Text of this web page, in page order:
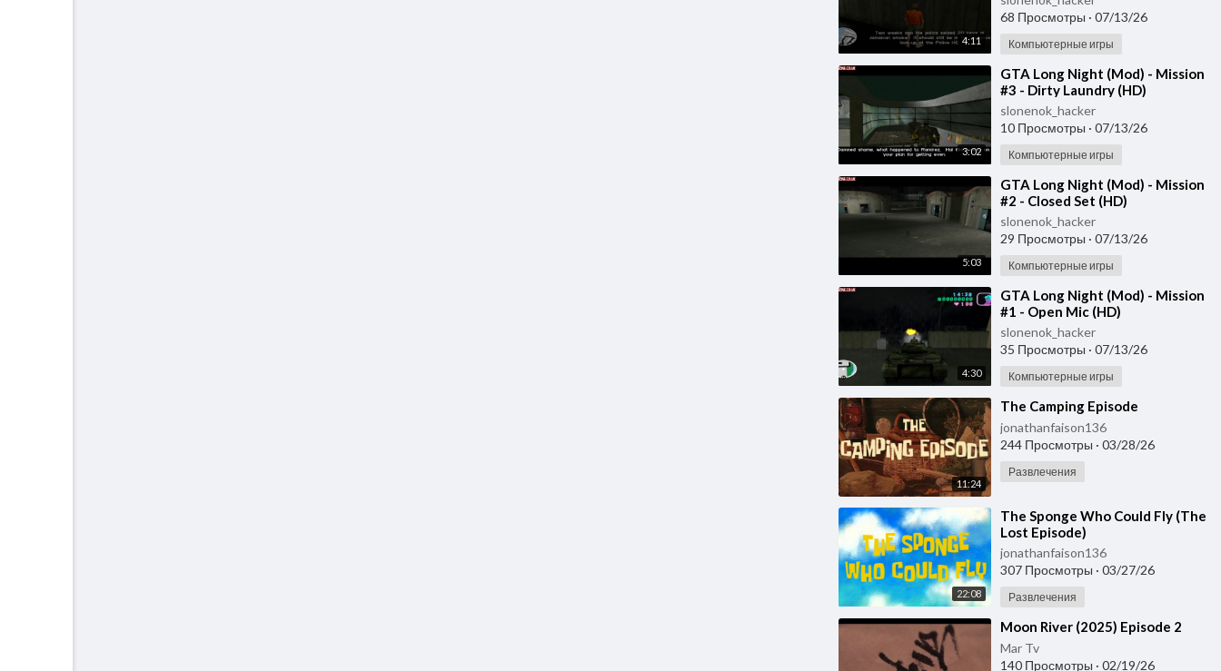
4:11
68 Просмотры · 07/13/26
Компьютерные игры
3:02
⁣GTA Long Night (Mod) - Mission
#3 - Dirty Laundry (HD)
slonenok_hacker
10 Просмотры · 07/13/26
Компьютерные игры
5:03
⁣GTA Long Night (Mod) - Mission
#2 - Closed Set (HD)
slonenok_hacker
29 Просмотры · 07/13/26
Компьютерные игры
4:30
⁣GTA Long Night (Mod) - Mission
#1 - Open Mic (HD)
slonenok_hacker
35 Просмотры · 07/13/26
Компьютерные игры
11:24
⁣The Camping Episode
jonathanfaison136
244 Просмотры · 03/28/26
Развлечения
22:08
⁣The Sponge Who Could Fly (The
Lost Episode)
jonathanfaison136
307 Просмотры · 03/27/26
Развлечения
⁣Moon River (2025) Episode 2
Mar Tv
140 Просмотры · 02/19/26